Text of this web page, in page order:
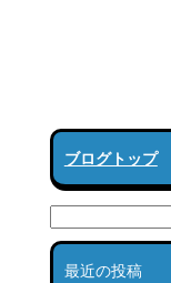
ブログトップ
最近の投稿